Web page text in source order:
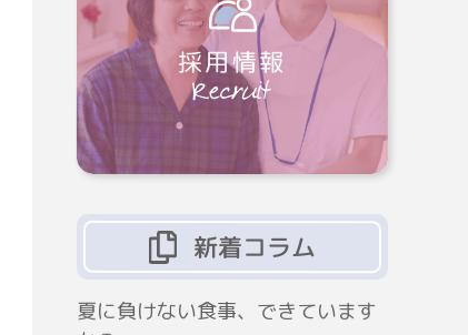
採用情報
新着コラム
夏に負けない食事、できています